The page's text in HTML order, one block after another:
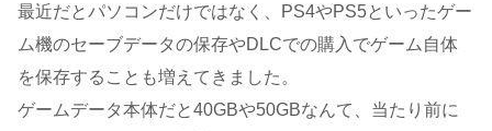
最近だとパソコンだけではなく、PS4やPS5といったゲー
ム機のセーブデータの保存やDLCでの購入でゲーム自体
を保存することも増えてきました。
ゲームデータ本体だと40GBや50GBなんて、当たり前に